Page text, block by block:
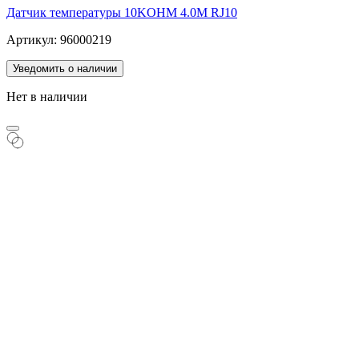
Датчик температуры 10KOHM 4.0M RJ10
Артикул: 96000219
Уведомить о наличии
Нет в наличии